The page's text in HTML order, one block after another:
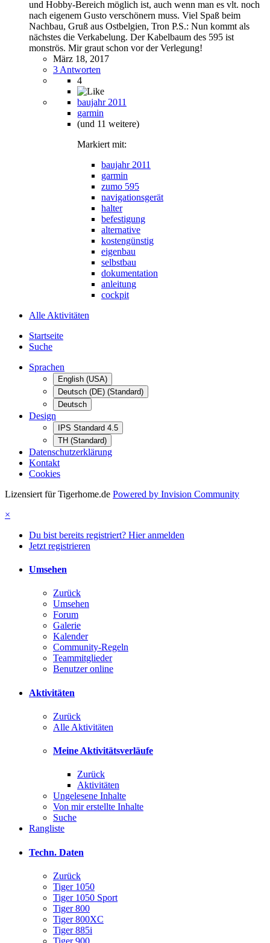
und Hobby-Bereich möglich ist, auch wenn man es vlt. noch
nach eigenem Gusto verschönern muss. Viel Spaß beim
Nachbau, Gruß aus Ostbelgien, Tron P.S.: Nun kommt als
nächstes die Verkabelung. Der Kabelbaum des 595 ist
monströs. Mir graut schon vor der Verlegung!
März 18, 2017
3 Antworten
4
baujahr 2011
garmin
(und 11 weitere)
Markiert mit:
baujahr 2011
garmin
zumo 595
navigationsgerät
halter
befestigung
alternative
kostengünstig
eigenbau
selbstbau
dokumentation
anleitung
cockpit
Alle Aktivitäten
Startseite
Suche
Sprachen
English (USA)
Deutsch (DE) (Standard)
Deutsch
Design
IPS Standard 4.5
TH (Standard)
Datenschutzerklärung
Kontakt
Cookies
Lizensiert für Tigerhome.de Powered by Invision Community
×
Du bist bereits registriert? Hier anmelden
Jetzt registrieren
Umsehen
Zurück
Umsehen
Forum
Galerie
Kalender
Community-Regeln
Teammitglieder
Benutzer online
Aktivitäten
Zurück
Alle Aktivitäten
Meine Aktivitätsverläufe
Zurück
Aktivitäten
Ungelesene Inhalte
Von mir erstellte Inhalte
Suche
Rangliste
Techn. Daten
Zurück
Tiger 1050
Tiger 1050 Sport
Tiger 800
Tiger 800XC
Tiger 885i
Tiger 900